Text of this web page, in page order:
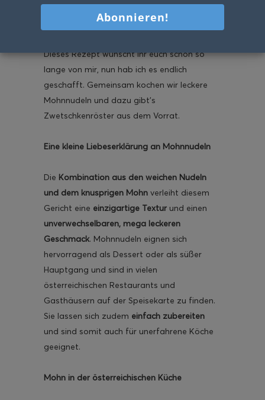
Eis am Stil
köstlichen Mohnnudeln mit
Zwetschkenröster!
Dieses Rezept wünscht ihr euch schon so
lange von mir, nun hab ich es endlich
geschafft. Gemeinsam kochen wir leckere
Mohnnudeln und dazu gibt’s
Zwetschkenröster aus dem Vorrat.
Eine kleine Liebeserklärung an Mohnnudeln
Die Kombination aus den weichen Nudeln
und dem knusprigen Mohn verleiht diesem
Gericht eine einzigartige Textur und einen
unverwechselbaren, mega leckeren
Geschmack. Mohnnudeln eignen sich
hervorragend als Dessert oder als süßer
Hauptgang und sind in vielen
österreichischen Restaurants und
Gasthäusern auf der Speisekarte zu finden.
Sie lassen sich zudem einfach zubereiten
und sind somit auch für unerfahrene Köche
geeignet.
Mohn in der österreichischen Küche